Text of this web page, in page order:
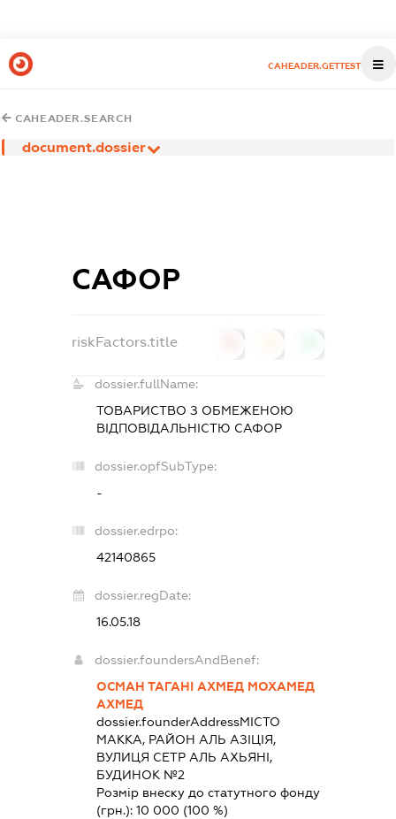
CAHEADER.GETTEST
CAHEADER.SEARCH
document.dossier
САФОР
riskFactors.title
dossier.fullName:
ТОВАРИСТВО З ОБМЕЖЕНОЮ
ВІДПОВІДАЛЬНІСТЮ САФОР
dossier.opfSubType:
-
dossier.edrpo:
42140865
dossier.regDate:
16.05.18
dossier.foundersAndBenef:
ОСМАН ТАГАНІ АХМЕД МОХАМЕД
АХМЕД
dossier.founderAddressМІСТО
МАККА, РАЙОН АЛЬ АЗІЦІЯ,
ВУЛИЦЯ СЕТР АЛЬ АХЬЯНІ,
БУДИНОК №2
Розмір внеску до статутного фонду
(грн.): 10 000 (100 %)